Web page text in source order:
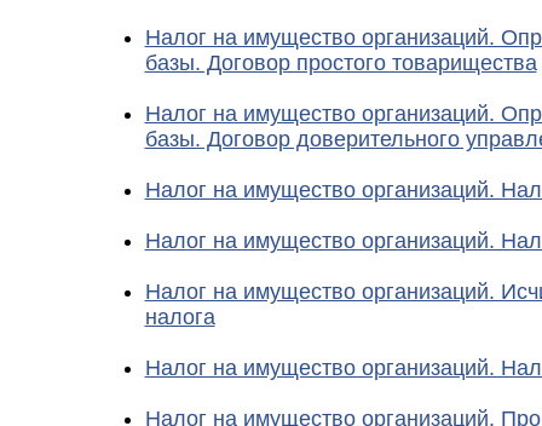
Налог на имущество организаций.
базы. Договор простого товарищества
Налог на имущество организаций.
базы. Договор доверительного
Налог на имущество организаций.
Налог на имущество организаций.
Налог на имущество организаций.
налога
Налог на имущество организаций.
Налог на имущество организаций.